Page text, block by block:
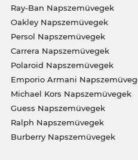
Ray-Ban Napszemüvegek
Oakley Napszemüvegek
Persol Napszemüvegek
Carrera Napszemüvegek
Polaroid Napszemüvegek
Emporio Armani
Michael Kors Napszemüvegek
Guess Napszemüvegek
Ralph Napszemüvegek
Burberry Napszemüvegek